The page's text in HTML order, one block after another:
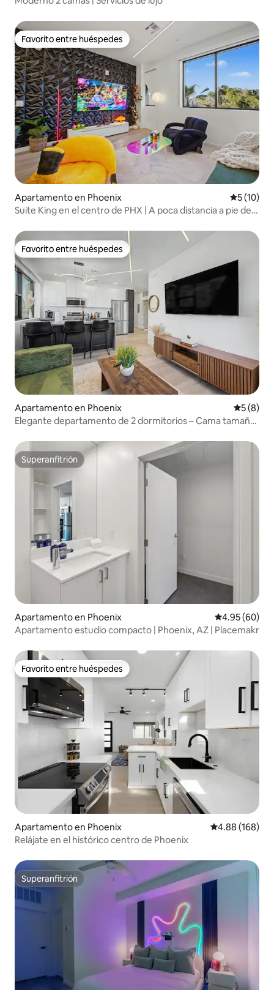
Favorito entre huéspedes
Favorito entre huéspedes
Apartamento en Phoenix
5 (10)
Suite King en el centro de PHX | A poca distancia a pie de
Favorito entre huéspedes
Favorito entre huéspedes
Apartamento en Phoenix
5 (8)
Elegante departamento de 2 dormitorios – Cama tamaño
Superanfitrión
Superanfitrión
Apartamento en Phoenix Calificación
4.95 (60)
Apartamento estudio compacto | Phoenix, AZ | Placemakr
Favorito entre huéspedes
Favorito entre huéspedes
Apartamento en Phoenix Calificación
4.88 (168)
Relájate en el histórico centro de Phoenix
Superanfitrión
Superanfitrión